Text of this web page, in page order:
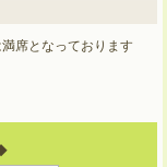
席となっております